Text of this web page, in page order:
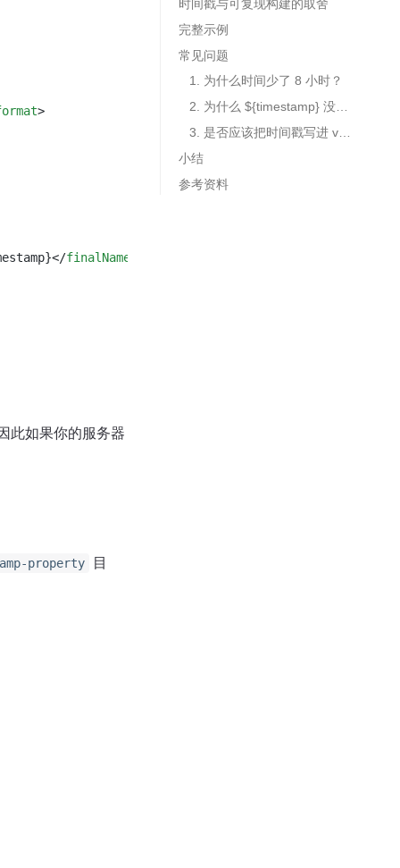
>
</finalName
此如果你的服务器
property
目
时间戳与可复现构建的取舍
完整示例
常见问题
1. 为什么时间少了 8 小时？
2. 为什么 ${timestamp} 没有值？
小结
参考资料